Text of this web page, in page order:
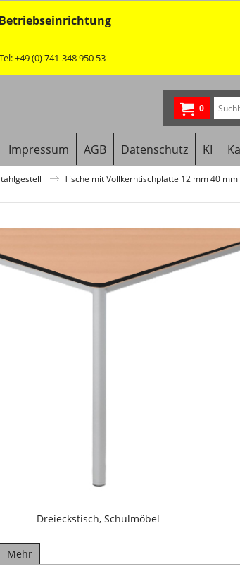
+49 (0) 741-348 950 53
0
Impressum AGB Datenschutz KI
Tische mit Vollkerntischplatte 12 mm 40
Dreieckstisch, Schulmöbel
Mehr